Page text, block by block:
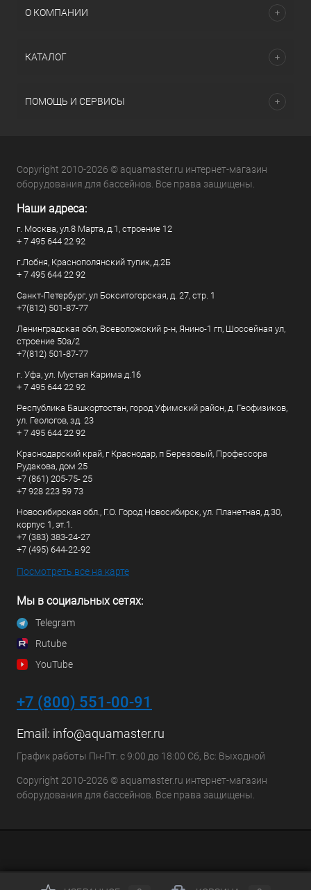
О КОМПАНИИ
КАТАЛОГ
ПОМОЩЬ И СЕРВИСЫ
Copyright 2010-2026 © aquamaster.ru интернет-магазин
оборудования для бассейнов. Все права защищены.
Наши адреса:
г. Москва, ул.8 Марта, д.1, строение 12
+ 7 495 644 22 92
г.Лобня, Краснополянский тупик, д.2Б
+ 7 495 644 22 92
Санкт-Петербург, ул Бокситогорская, д. 27, стр. 1
+7(812) 501-87-77
Ленинградская обл, Всеволожский р-н, Янино-1 гп, Шоссейная ул,
строение 50а/2
+7(812) 501-87-77
г. Уфа, ул. Мустая Карима д.16
+ 7 495 644 22 92
Республика Башкортостан, город Уфимский район, д. Геофизиков,
ул. Геологов, зд. 23
+ 7 495 644 22 92
Краснодарский край, г Краснодар, п Березовый, Профессора
Рудакова, дом 25
+7 (861) 205-75- 25
+7 928 223 59 73
Новосибирская обл., Г.О. Город Новосибирск, ул. Планетная, д.30,
корпус 1, эт.1.
+7 (383) 383-24-27
+7 (495) 644-22-92
Посмотреть все на карте
Мы в социальных сетях:
Telegram
Rutube
YouTube
+7 (800) 551-00-91
Email: info@aquamaster.ru
График работы Пн-Пт: с 9:00 до 18:00 Сб, Вс: Выходной
Copyright 2010-2026 © aquamaster.ru интернет-магазин
оборудования для бассейнов. Все права защищены.